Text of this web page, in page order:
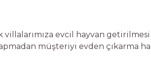
villalarımıza evcil hayvan
müşteriyi evden çıkarma